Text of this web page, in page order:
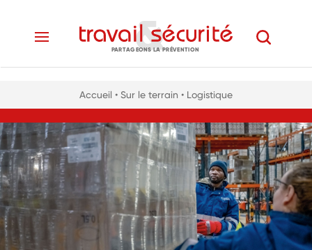
PARTAGEONS LA PRÉVENTION
Accueil • Sur le terrain • Logistique